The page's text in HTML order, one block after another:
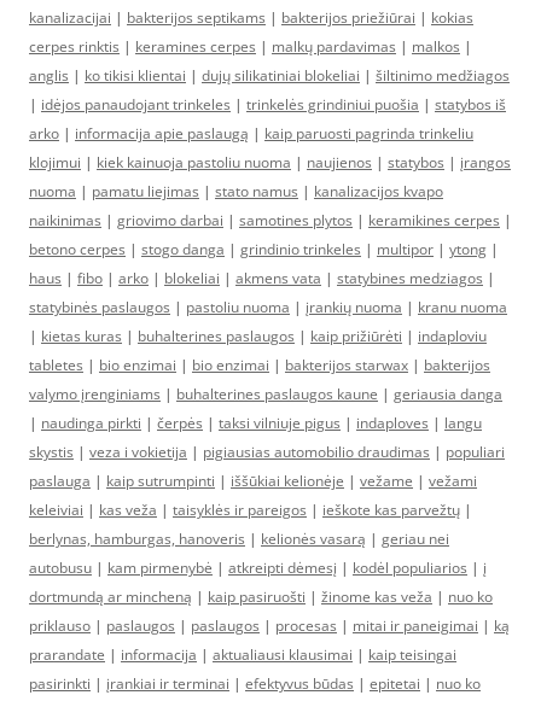
kanalizacijai | bakterijos septikams | bakterijos priežiūrai | kokias
cerpes rinktis | keramines cerpes | malkų pardavimas | malkos |
anglis | ko tikisi klientai | dujų silikatiniai blokeliai | šiltinimo medžiagos
| idėjos panaudojant trinkeles | trinkelės grindiniui puošia | statybos iš
arko | informacija apie paslaugą | kaip paruosti pagrinda trinkeliu
klojimui | kiek kainuoja pastoliu nuoma | naujienos | statybos | įrangos
nuoma | pamatu liejimas | stato namus | kanalizacijos kvapo
naikinimas | griovimo darbai | samotines plytos | keramikines cerpes |
betono cerpes | stogo danga | grindinio trinkeles | multipor | ytong |
haus | fibo | arko | blokeliai | akmens vata | statybines medziagos |
statybinės paslaugos | pastoliu nuoma | įrankių nuoma | kranu nuoma
| kietas kuras | buhalterines paslaugos | kaip prižiūrėti | indaploviu
tabletes | bio enzimai | bio enzimai | bakterijos starwax | bakterijos
valymo įrenginiams | buhalterines paslaugos kaune | geriausia danga
| naudinga pirkti | čerpės | taksi vilniuje pigus | indaploves | langu
skystis | veza i vokietija | pigiausias automobilio draudimas | populiari
paslauga | kaip sutrumpinti | iššūkiai kelionėje | vežame | vežami
keleiviai | kas veža | taisyklės ir pareigos | ieškote kas parvežtų |
berlynas, hamburgas, hanoveris | kelionės vasarą | geriau nei
autobusu | kam pirmenybė | atkreipti dėmesį | kodėl populiarios | į
dortmundą ar mincheną | kaip pasiruošti | žinome kas veža | nuo ko
priklauso | paslaugos | paslaugos | procesas | mitai ir paneigimai | ką
prarandate | informacija | aktualiausi klausimai | kaip teisingai
pasirinkti | įrankiai ir terminai | efektyvus būdas | epitetai | nuo ko